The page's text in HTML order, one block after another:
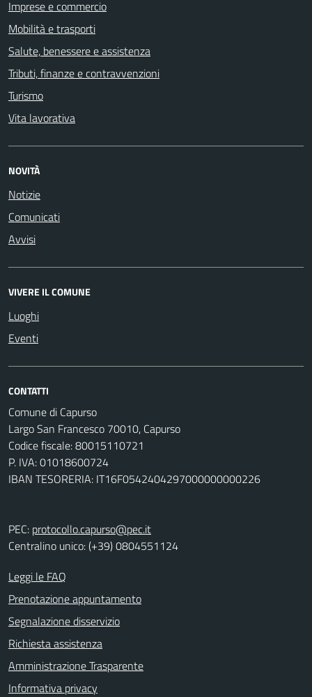
Imprese e commercio
Mobilità e trasporti
Salute, benessere e assistenza
Tributi, finanze e contravvenzioni
Turismo
Vita lavorativa
NOVITÀ
Notizie
Comunicati
Avvisi
VIVERE IL COMUNE
Luoghi
Eventi
CONTATTI
Comune di Capurso
Largo San Francesco 70010, Capurso
Codice fiscale: 80015110721
P. IVA: 01018600724
IBAN TESORERIA: IT16F0542404297000000000226
PEC: protocollo.capurso@pec.it
Centralino unico: (+39) 0804551124
Leggi le FAQ
Prenotazione appuntamento
Segnalazione disservizio
Richiesta assistenza
Amministrazione Trasparente
Informativa privacy